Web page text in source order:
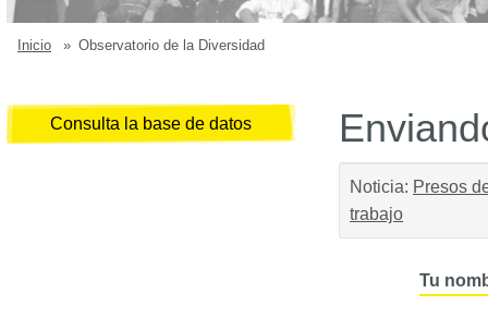
Inicio » Observatorio de la Diversidad
Consulta la base de datos
Noticia: Presos
trabajo
Tu